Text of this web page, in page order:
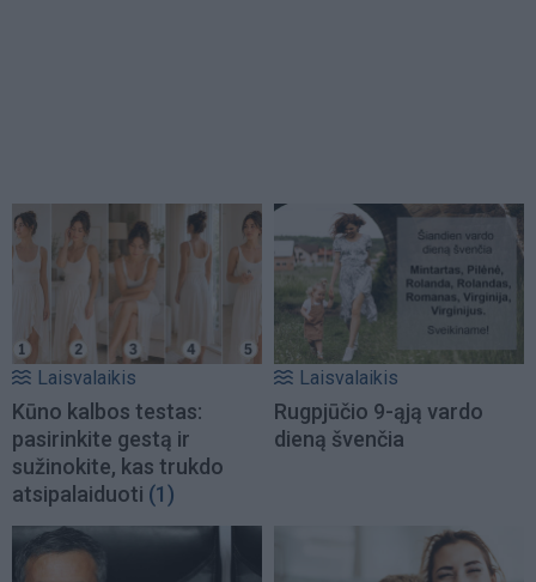
Laisvalaikis
Kūno kalbos testas:
pasirinkite gestą ir
sužinokite, kas trukdo
atsipalaiduoti (1)
Laisvalaikis
Rugpjūčio 9-ąją vardo
dieną švenčia